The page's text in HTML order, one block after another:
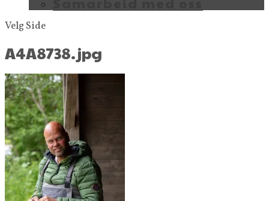
Velg Side
A4A8738.jpg